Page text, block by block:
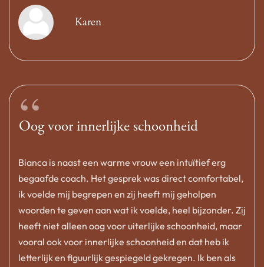
Karen
“
Oog voor innerlijke schoonheid
Bianca is naast een warme vrouw een intuïtief erg
begaafde coach. Het gesprek was direct comfortabel,
ik voelde mij begrepen en zij heeft mij geholpen
woorden te geven aan wat ik voelde, heel bijzonder. Zij
heeft niet alleen oog voor uiterlijke schoonheid, maar
vooral ook voor innerlijke schoonheid en dat heb ik
letterlijk en figuurlijk gespiegeld gekregen. Ik ben als